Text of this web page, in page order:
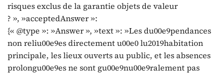
risques exclus de la garantie objets de valeur
? », »acceptedAnswer »:
{« @type »: »Answer », »text »: »Les du00e9pendances
non reliu00e9es directement u00e0 lu2019habitation
principale, les lieux ouverts au public, et les absences
prolongu00e9es ne sont gu00e9nu00e9ralement pas